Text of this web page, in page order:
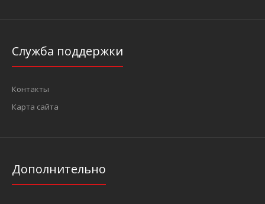
Служба поддержки
Контакты
Карта сайта
Дополнительно